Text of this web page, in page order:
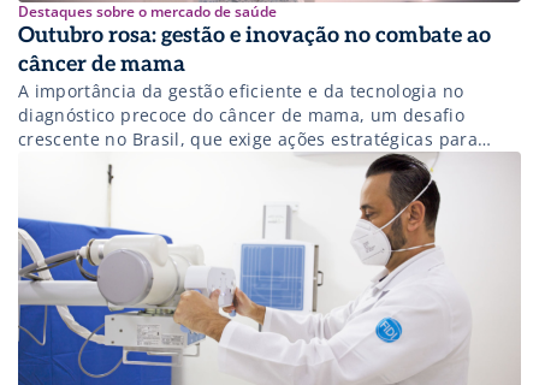
Destaques sobre o mercado de saúde
Outubro rosa: gestão e inovação no combate ao
câncer de mama
A importância da gestão eficiente e da tecnologia no
diagnóstico precoce do câncer de mama, um desafio
crescente no Brasil, que exige ações estratégicas para
melhorar o acesso e a prevenção.